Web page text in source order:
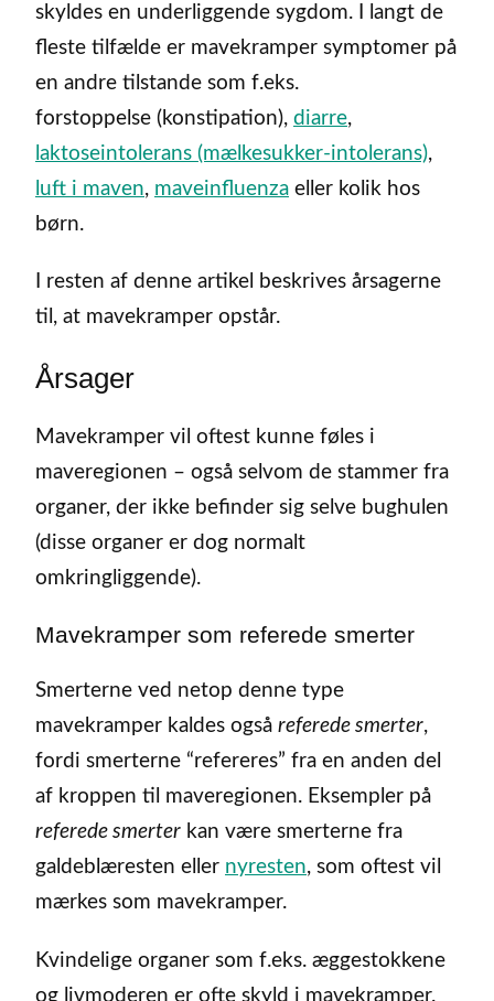
skyldes en underliggende sygdom. I langt de
fleste tilfælde er mavekramper symptomer på
en andre tilstande som f.eks.
forstoppelse (konstipation), diarre,
laktoseintolerans (mælkesukker-intolerans),
luft i maven, maveinfluenza eller kolik hos
børn.
I resten af denne artikel beskrives årsagerne
til, at mavekramper opstår.
Årsager
Mavekramper vil oftest kunne føles i
maveregionen – også selvom de stammer fra
organer, der ikke befinder sig selve bughulen
(disse organer er dog normalt
omkringliggende).
Mavekramper som referede smerter
Smerterne ved netop denne type
mavekramper kaldes også referede smerter,
fordi smerterne “refereres” fra en anden del
af kroppen til maveregionen. Eksempler på
referede smerter kan være smerterne fra
galdeblæresten eller nyresten, som oftest vil
mærkes som mavekramper.
Kvindelige organer som f.eks. æggestokkene
og livmoderen er ofte skyld i mavekramper.